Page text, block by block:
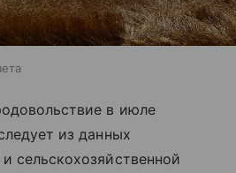
в июле
из данных
сельскохозяйственной